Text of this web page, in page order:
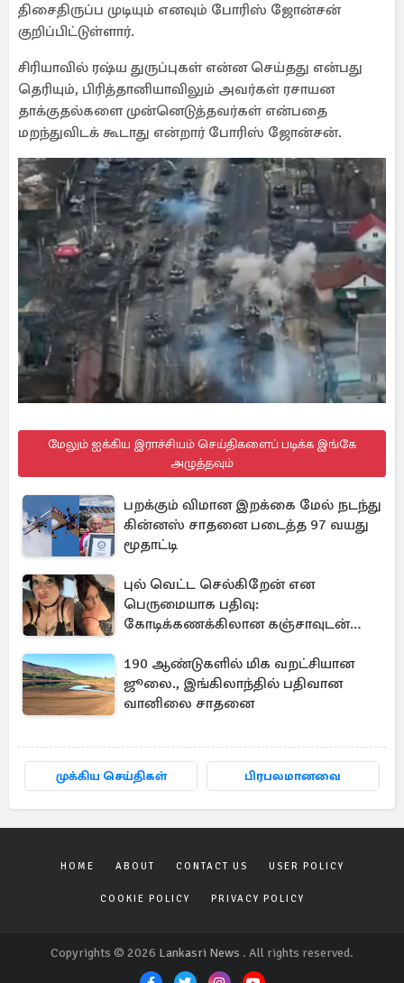
திசைதிருப்ப முடியும் எனவும் போரிஸ் ஜோன்சன்
குறிப்பிட்டுள்ளார்.
சிரியாவில் ரஷ்ய துருப்புகள் என்ன செய்தது என்பது
தெரியும், பிரித்தானியாவிலும் அவர்கள் ரசாயன
தாக்குதல்களை முன்னெடுத்தவர்கள் என்பதை
மறந்துவிடக் கூடாது என்றார் போரிஸ் ஜோன்சன்.
மேலும் ஐக்கிய இராச்சியம் செய்திகளைப் படிக்க இங்கே
அழுத்தவும்
பறக்கும் விமான இறக்கை மேல் நடந்து
கின்னஸ் சாதனை படைத்த 97 வயது
மூதாட்டி
புல் வெட்ட செல்கிறேன் என
பெருமையாக பதிவு:
கோடிக்கணக்கிலான கஞ்சாவுடன்
190 ஆண்டுகளில் மிக வறட்சியான
ஜூலை., இங்கிலாந்தில் பதிவான
வானிலை சாதனை
முக்கிய செய்திகள் பிரபலமானவை
HOME ABOUT CONTACT US USER POLICY
COOKIE POLICY PRIVACY POLICY
Copyrights © 2026 Lankasri News . All rights reserved.